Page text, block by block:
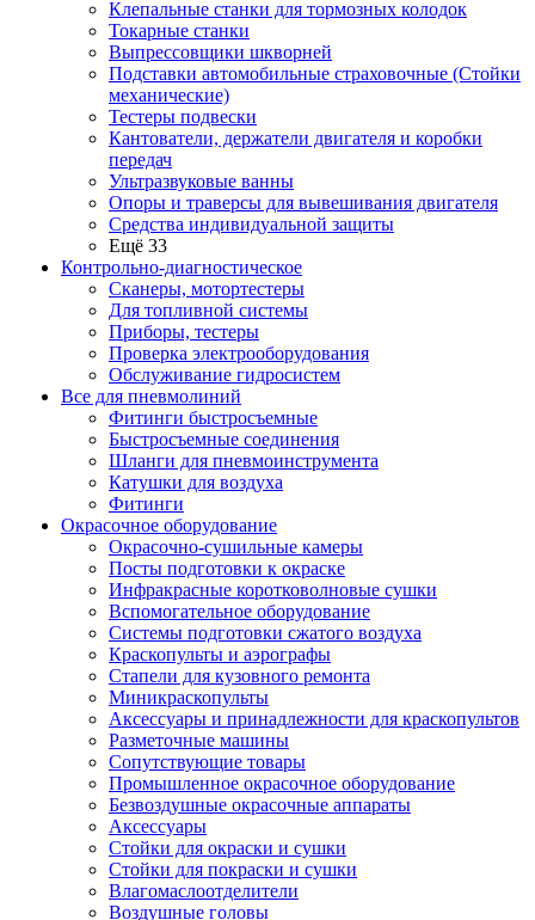
Клепальные станки для тормозных колодок
Токарные станки
Выпрессовщики шкворней
Подставки автомобильные страховочные (Стойки
механические)
Тестеры подвески
Кантователи, держатели двигателя и коробки
передач
Ультразвуковые ванны
Опоры и траверсы для вывешивания двигателя
Средства индивидуальной защиты
Ещё 33
Контрольно-диагностическое
Сканеры, мотортестеры
Для топливной системы
Приборы, тестеры
Проверка электрооборудования
Обслуживание гидросистем
Все для пневмолиний
Фитинги быстросъемные
Быстросъемные соединения
Шланги для пневмоинструмента
Катушки для воздуха
Фитинги
Окрасочное оборудование
Окрасочно-сушильные камеры
Посты подготовки к окраске
Инфракрасные коротковолновые сушки
Вспомогательное оборудование
Системы подготовки сжатого воздуха
Краскопульты и аэрографы
Стапели для кузовного ремонта
Миникраскопульты
Аксессуары и принадлежности для краскопультов
Разметочные машины
Сопутствующие товары
Промышленное окрасочное оборудование
Безвоздушные окрасочные аппараты
Аксессуары
Стойки для окраски и сушки
Стойки для покраски и сушки
Влагомаслоотделители
Воздушные головы